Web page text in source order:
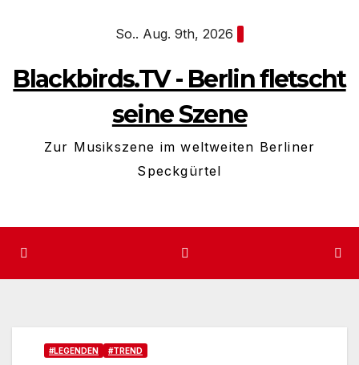
So.. Aug. 9th, 2026
Blackbirds.TV - Berlin fletscht
seine Szene
Zur Musikszene im weltweiten Berliner
Speckgürtel
#LEGENDEN #TREND